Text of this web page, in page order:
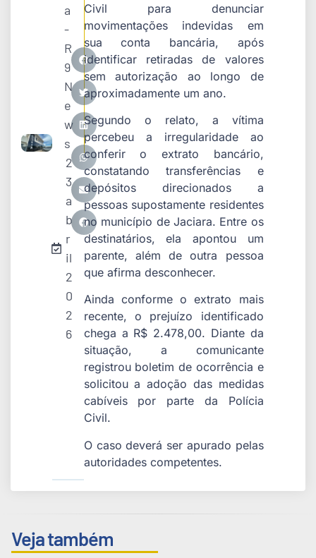
a
-
R
9
N
e
w
s
2
3
a
b
r
il
2
0
2
6
Civil para denunciar
movimentações indevidas em
sua conta bancária, após
identificar retiradas de valores
sem autorização ao longo de
aproximadamente um ano.
Segundo o relato, a vítima
percebeu a irregularidade ao
conferir o extrato bancário,
constatando transferências e
depósitos direcionados a
pessoas supostamente residentes
no município de Jaciara. Entre os
destinatários, ela apontou um
parente, além de outra pessoa
que afirma desconhecer.
Ainda conforme o extrato mais
recente, o prejuízo identificado
chega a R$ 2.478,00. Diante da
situação, a comunicante
registrou boletim de ocorrência e
solicitou a adoção das medidas
cabíveis por parte da Polícia
Civil.
O caso deverá ser apurado pelas
autoridades competentes.
Veja também